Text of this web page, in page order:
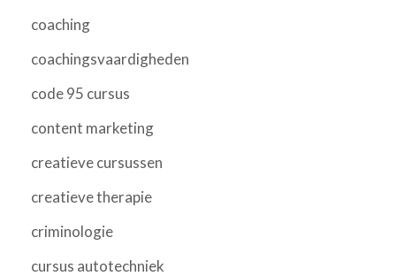
coaching
coachingsvaardigheden
code 95 cursus
content marketing
creatieve cursussen
creatieve therapie
criminologie
cursus autotechniek